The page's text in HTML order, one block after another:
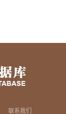
联系我们